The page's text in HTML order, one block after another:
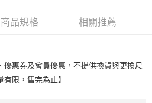
商品規格 相關推薦
優惠券及會員優惠，不提供換貨與更換尺
有限，售完為止】